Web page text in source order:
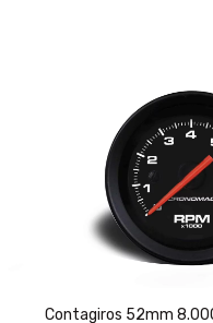
Contagiros 52mm